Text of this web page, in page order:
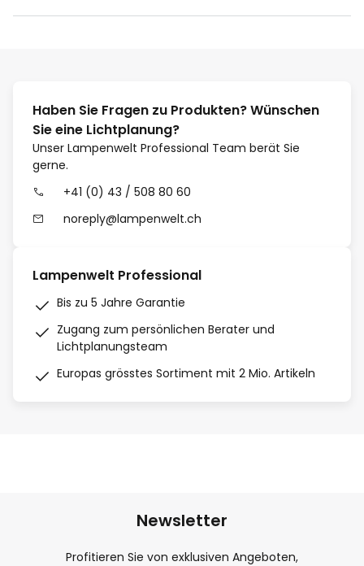
Haben Sie Fragen zu Produkten? Wünschen
Sie eine Lichtplanung?
Unser Lampenwelt Professional Team berät Sie
gerne.
+41 (0) 43 / 508 80 60
noreply@lampenwelt.ch
Lampenwelt Professional
Bis zu 5 Jahre Garantie
Zugang zum persönlichen Berater und
Lichtplanungsteam
Europas grösstes Sortiment mit 2 Mio. Artikeln
Newsletter
Profitieren Sie von exklusiven Angeboten,